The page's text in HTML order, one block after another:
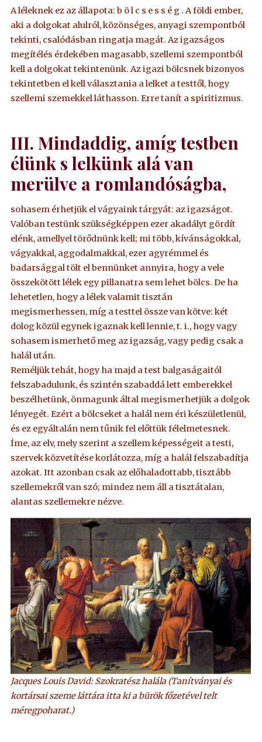
A léleknek ez az állapota: b ö l c s e s s é g . A földi ember,
aki a dolgokat alulról, közönséges, anyagi szempontból
tekinti, csalódásban ringatja magát. Az igazságos
megítélés érdekében magasabb, szellemi szempontból
kell a dolgokat tekintenünk. Az igazi bölcsnek bizonyos
tekintetben el kell választania a lelket a testtől, hogy
szellemi szemekkel láthasson. Erre tanít a spiritizmus.
III. Mindaddig, amíg testben
élünk s lelkünk alá van
merülve a romlandóságba,
sohasem érhetjük el vágyaink tárgyát: az igazságot.
Valóban testünk szükségképpen ezer akadályt gördít
elénk, amellyel törődnünk kell; mi több, kívánságokkal,
vágyakkal, aggodalmakkal, ezer agyrémmel és
badarsággal tölt el bennünket annyira, hogy a vele
összekötött lélek egy pillanatra sem lehet bölcs. De ha
lehetetlen, hogy a lélek valamit tisztán
megismerhessen, míg a testtel össze van kötve: két
dolog közül egynek igaznak kell lennie, t. i., hogy vagy
sohasem ismerhető meg az igazság, vagy pedig csak a
halál után.
Reméljük tehát, hogy ha majd a test balgaságaitól
felszabadulunk, és szintén szabaddá lett emberekkel
beszélhetünk, önmagunk által megismerhetjük a dolgok
lényegét. Ezért a bölcseket a halál nem éri készületlenül,
és ez egyáltalán nem tűnik fel előttük félelmetesnek.
Íme, az elv, mely szerint a szellem képességeit a testi,
szervek közvetítése korlátozza, míg a halál felszabadítja
azokat. Itt azonban csak az előhaladottabb, tisztább
szellemekről van szó; mindez nem áll a tisztátalan,
alantas szellemekre nézve.
Jacques Louis David: Szokratész halála (Tanítványai és
kortársai szeme láttára itta ki a bürök főzetével telt
méregpoharat.)